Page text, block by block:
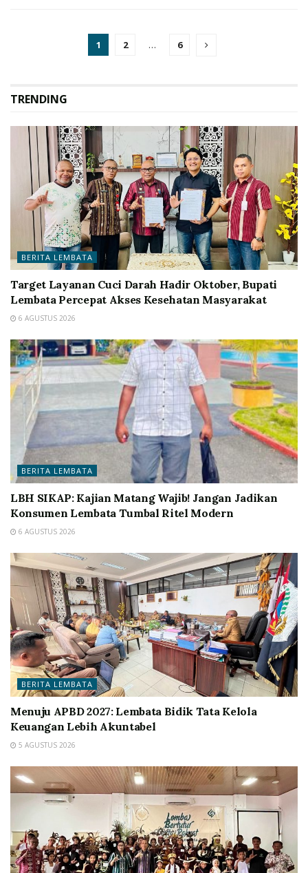
1 2 … 6
TRENDING
BERITA LEMBATA
Target Layanan Cuci Darah Hadir Oktober, Bupati
Lembata Percepat Akses Kesehatan Masyarakat
6 AGUSTUS 2026
BERITA LEMBATA
LBH SIKAP: Kajian Matang Wajib! Jangan Jadikan
Konsumen Lembata Tumbal Ritel Modern
6 AGUSTUS 2026
BERITA LEMBATA
Menuju APBD 2027: Lembata Bidik Tata Kelola
Keuangan Lebih Akuntabel
5 AGUSTUS 2026